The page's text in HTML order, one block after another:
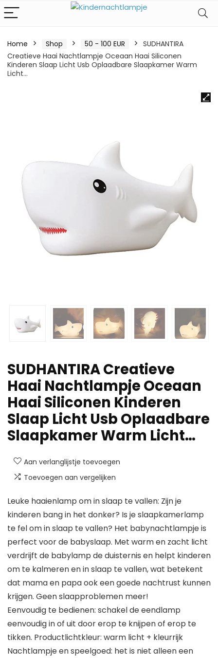
Home Shop 50 - 100 EUR
SUDHANTIRA
Creatieve Haai Nachtlampje Oceaan Haai Siliconen
Kinderen Slaap Licht Usb Oplaadbare Slaapkamer Warm
Licht…
SUDHANTIRA Creatieve
Haai Nachtlampje Oceaan
Haai Siliconen Kinderen
Slaap Licht Usb Oplaadbare
Slaapkamer Warm Licht…
Aan verlanglijstje toevoegen
Toevoegen aan vergelijken
Leuke haaienlamp om in slaap te vallen: Zijn je
kinderen bang in het donker? Is je slaapkamerlamp
te fel om in slaap te vallen? Het babynachtlampje is
perfect voor de babyslaap. Met warm en zacht licht
verdrijft de babylamp de duisternis en helpt kinderen
om te kalmeren en in slaap te vallen, wat betekent
dat mama en papa ook een goede nachtrust kunnen
krijgen. Geen slaapproblemen meer!
Eenvoudig te bedienen: schakel de eendlamp
eenvoudig in of uit door erop te knijpen of erop te
tikken. Productlichtkleur: warm licht + kleurrijk
Nachtlampje en speelgoed: het is niet alleen een